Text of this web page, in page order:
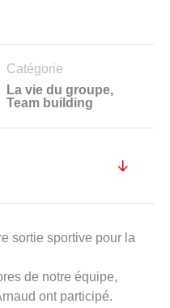
Catégorie
La vie du groupe,
Team building
sortie sportive pour la
de notre équipe,
ont participé.